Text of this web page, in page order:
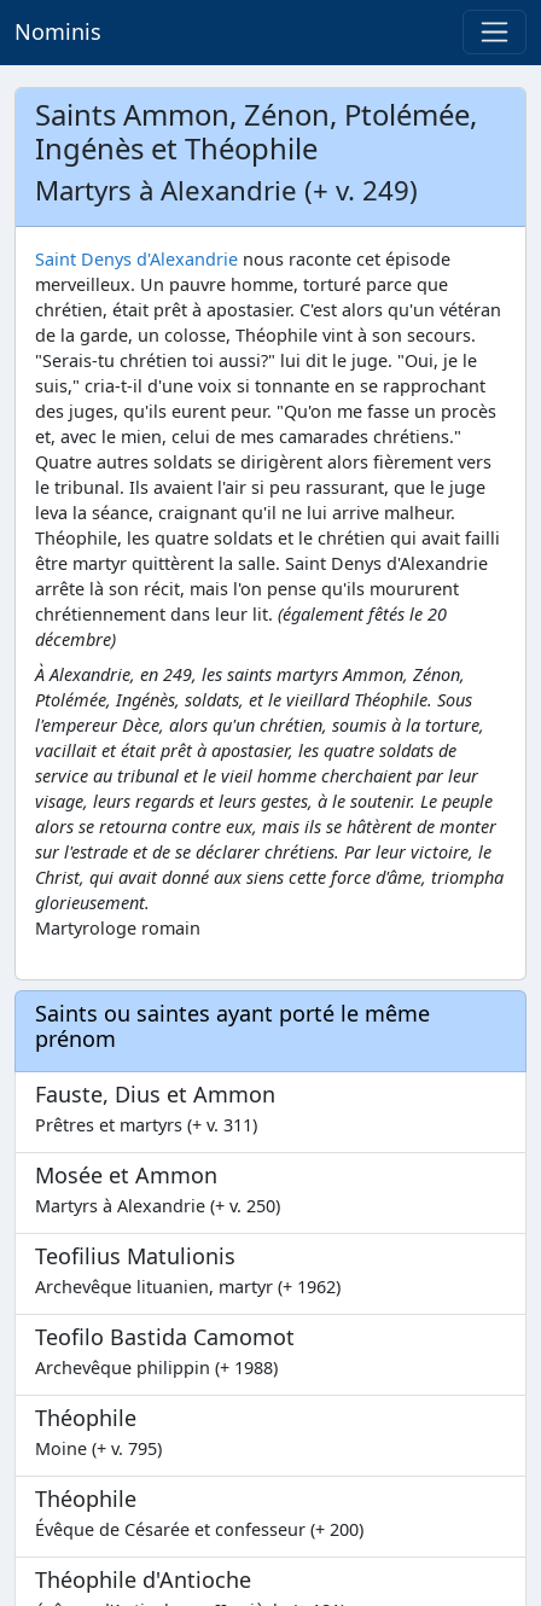
Nominis
Saints Ammon, Zénon, Ptolémée,
Ingénès et Théophile
Martyrs à Alexandrie (+ v. 249)
Saint Denys d'Alexandrie nous raconte cet épisode
merveilleux. Un pauvre homme, torturé parce que
chrétien, était prêt à apostasier. C'est alors qu'un vétéran
de la garde, un colosse, Théophile vint à son secours.
"Serais-tu chrétien toi aussi?" lui dit le juge. "Oui, je le
suis," cria-t-il d'une voix si tonnante en se rapprochant
des juges, qu'ils eurent peur. "Qu'on me fasse un procès
et, avec le mien, celui de mes camarades chrétiens."
Quatre autres soldats se dirigèrent alors fièrement vers
le tribunal. Ils avaient l'air si peu rassurant, que le juge
leva la séance, craignant qu'il ne lui arrive malheur.
Théophile, les quatre soldats et le chrétien qui avait failli
être martyr quittèrent la salle. Saint Denys d'Alexandrie
arrête là son récit, mais l'on pense qu'ils moururent
chrétiennement dans leur lit. (également fêtés le 20
décembre)
À Alexandrie, en 249, les saints martyrs Ammon, Zénon,
Ptolémée, Ingénès, soldats, et le vieillard Théophile. Sous
l'empereur Dèce, alors qu'un chrétien, soumis à la torture,
vacillait et était prêt à apostasier, les quatre soldats de
service au tribunal et le vieil homme cherchaient par leur
visage, leurs regards et leurs gestes, à le soutenir. Le peuple
alors se retourna contre eux, mais ils se hâtèrent de monter
sur l'estrade et de se déclarer chrétiens. Par leur victoire, le
Christ, qui avait donné aux siens cette force d'âme, triompha
glorieusement.
Martyrologe romain
Saints ou saintes ayant porté le même
prénom
Fauste, Dius et Ammon
Prêtres et martyrs (+ v. 311)
Mosée et Ammon
Martyrs à Alexandrie (+ v. 250)
Teofilius Matulionis
Archevêque lituanien, martyr (+ 1962)
Teofilo Bastida Camomot
Archevêque philippin (+ 1988)
Théophile
Moine (+ v. 795)
Théophile
Évêque de Césarée et confesseur (+ 200)
Théophile d'Antioche